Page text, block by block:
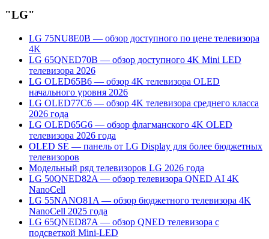
"LG"
LG 75NU8E0B — обзор доступного по цене телевизора
4K
LG 65QNED70B — обзор доступного 4K Mini LED
телевизора 2026
LG OLED65B6 — обзор 4K телевизора OLED
начального уровня 2026
LG OLED77C6 — обзор 4K телевизора среднего класса
2026 года
LG OLED65G6 — обзор флагманского 4K OLED
телевизора 2026 года
OLED SE — панель от LG Display для более бюджетных
телевизоров
Модельный ряд телевизоров LG 2026 года
LG 50QNED82A — обзор телевизора QNED AI 4K
NanoCell
LG 55NANO81A — обзор бюджетного телевизора 4K
NanoCell 2025 года
LG 65QNED87A — обзор QNED телевизора с
подсветкой Mini-LED